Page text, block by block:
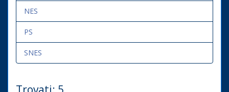
NES
PS
SNES